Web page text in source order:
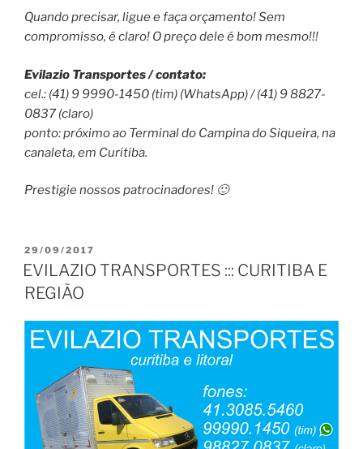
Quando precisar, ligue e faça orçamento! Sem
compromisso, é claro! O preço dele é bom mesmo!!!
Evilazio Transportes / contato:
cel.: (41) 9 9990-1450 (tim) (WhatsApp) / (41) 9 8827-
0837 (claro)
ponto: próximo ao Terminal do Campina do Siqueira, na
canaleta, em Curitiba.
Prestigie nossos patrocinadores! 🙂
PUBLICADO
EM
29/09/2017
EVILAZIO TRANSPORTES ::: CURITIBA E
REGIÃO